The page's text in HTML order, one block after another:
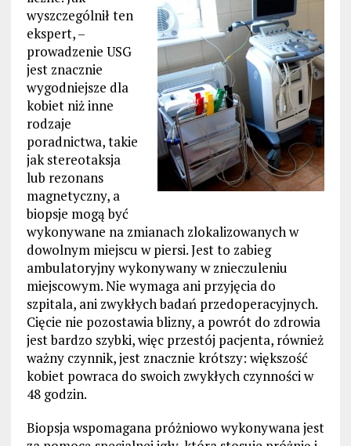
wyszczególnił ten
ekspert, –
prowadzenie USG
jest znacznie
wygodniejsze dla
kobiet niż inne
rodzaje
poradnictwa, takie
jak stereotaksja
lub rezonans
magnetyczny, a
biopsje mogą być
wykonywane na zmianach zlokalizowanych w
dowolnym miejscu w piersi. Jest to zabieg
ambulatoryjny wykonywany w znieczuleniu
miejscowym. Nie wymaga ani przyjęcia do
szpitala, ani zwykłych badań przedoperacyjnych.
Cięcie nie pozostawia blizny, a powrót do zdrowia
jest bardzo szybki, więc przestój pacjenta, również
ważny czynnik, jest znacznie krótszy: większość
kobiet powraca do swoich zwykłych czynności w
48 godzin.
Biopsja wspomagana próżniowo wykonywana jest